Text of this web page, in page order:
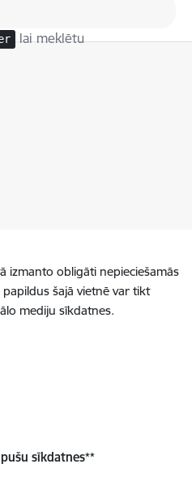
lai meklētu
izmanto obligāti nepieciešamās
šajā vietnē var tikt
mediju sīkdatnes.
sīkdatnes**